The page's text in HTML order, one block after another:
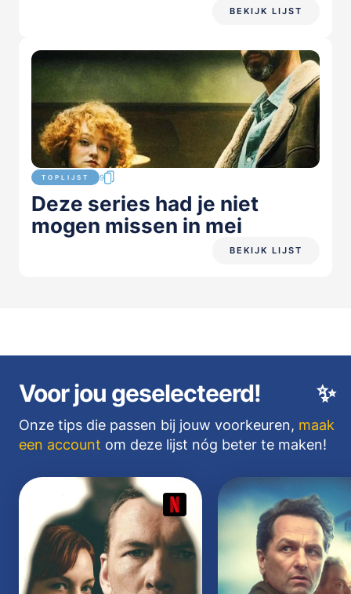
BEKIJK LIJST
TOPLIJST 9
Deze series had je niet
mogen missen in mei
BEKIJK LIJST
✨
Voor jou geselecteerd!
Onze tips die passen bij jouw voorkeuren, maak
een account om deze lijst nóg beter te maken!